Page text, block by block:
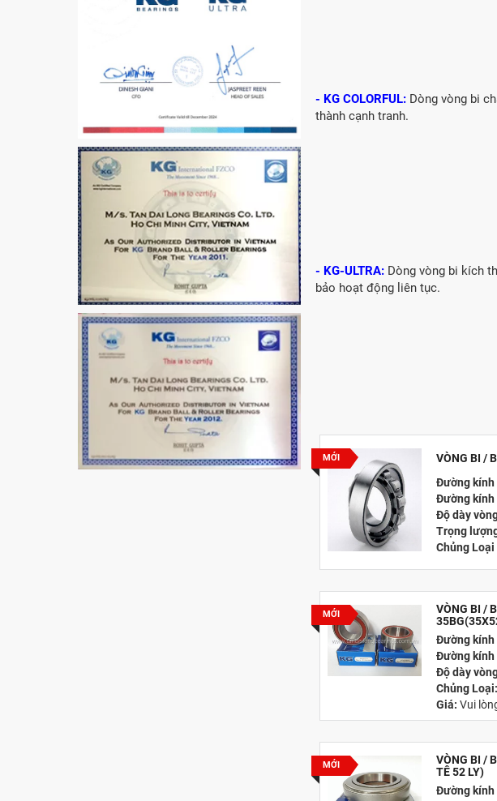
- KG COLORFUL: Dòng vòng bi
thành cạnh tranh.
- KG-ULTRA: Dòng vòng bi kích
bảo hoạt động liên tục.
MỚI
VÒNG BI /
Đường kính
Đường kính
Độ dày
Trọng
Chủng
:
Hãng Sản
MỚI
VÒNG BI /
Đường kính
Đường kính
Độ dày
Chủng
Giá: Vui
Email:
MỚI
VÒNG BI /
TÊ 52 LY)
Đường kính
Bích 7215 B
MẮT TRÂU GE12
VÒNG BI / BẠC ĐẠN
CHÀ TRÒN 51106